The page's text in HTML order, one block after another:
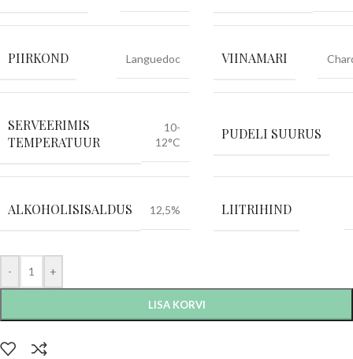
PIIRKOND Languedoc VIINAMARI
SERVEERIMIS
TEMPERATUUR
10-
12°C
PUDELI SUURUS
ALKOHOLISISALDUS 12,5% LIITRIHIND
- +
LISA KORVI